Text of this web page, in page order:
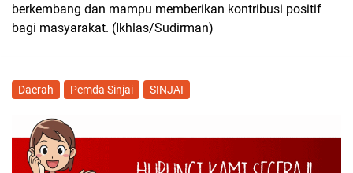
berkembang dan mampu memberikan kontribusi positif
bagi masyarakat. (Ikhlas/Sudirman)
Daerah Pemda Sinjai SINJAI